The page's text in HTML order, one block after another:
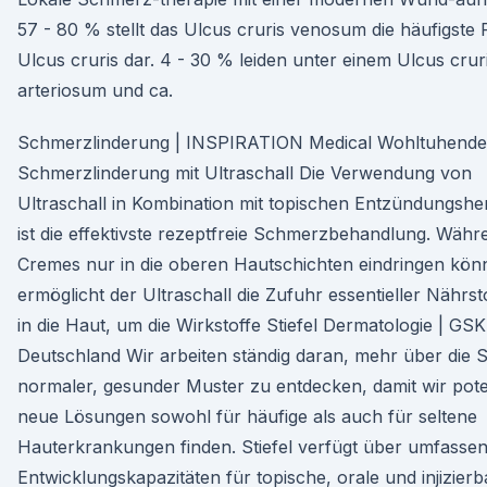
57 - 80 % stellt das Ulcus cruris venosum die häufigste
Ulcus cruris dar. 4 - 30 % leiden unter einem Ulcus
arteriosum und ca.
Schmerzlinderung | INSPIRATION Medical Wohltuhende
Schmerzlinderung mit Ultraschall Die Verwendung von
Ultraschall in Kombination mit topischen
ist die effektivste rezeptfreie Schmerzbehandlung.
Cremes nur in die oberen Hautschichten eindringen
ermöglicht der Ultraschall die Zufuhr essentieller
in die Haut, um die Wirkstoffe Stiefel Dermatologie | GSK
Deutschland Wir arbeiten ständig daran, mehr über die
normaler, gesunder Muster zu entdecken, damit wir
neue Lösungen sowohl für häufige als auch für seltene
Hauterkrankungen finden. Stiefel verfügt über
Entwicklungskapazitäten für topische, orale und